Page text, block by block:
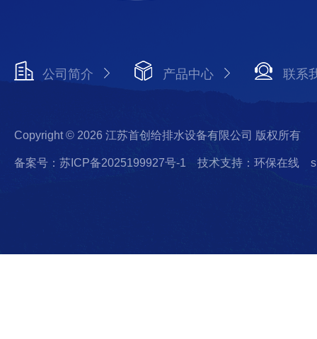
公司简介 产品中心 联系
Copyright © 2026 江苏首创给排水设备有限公司 版权所有
备案号：苏ICP备2025199927号-1 技术支持：环保在线